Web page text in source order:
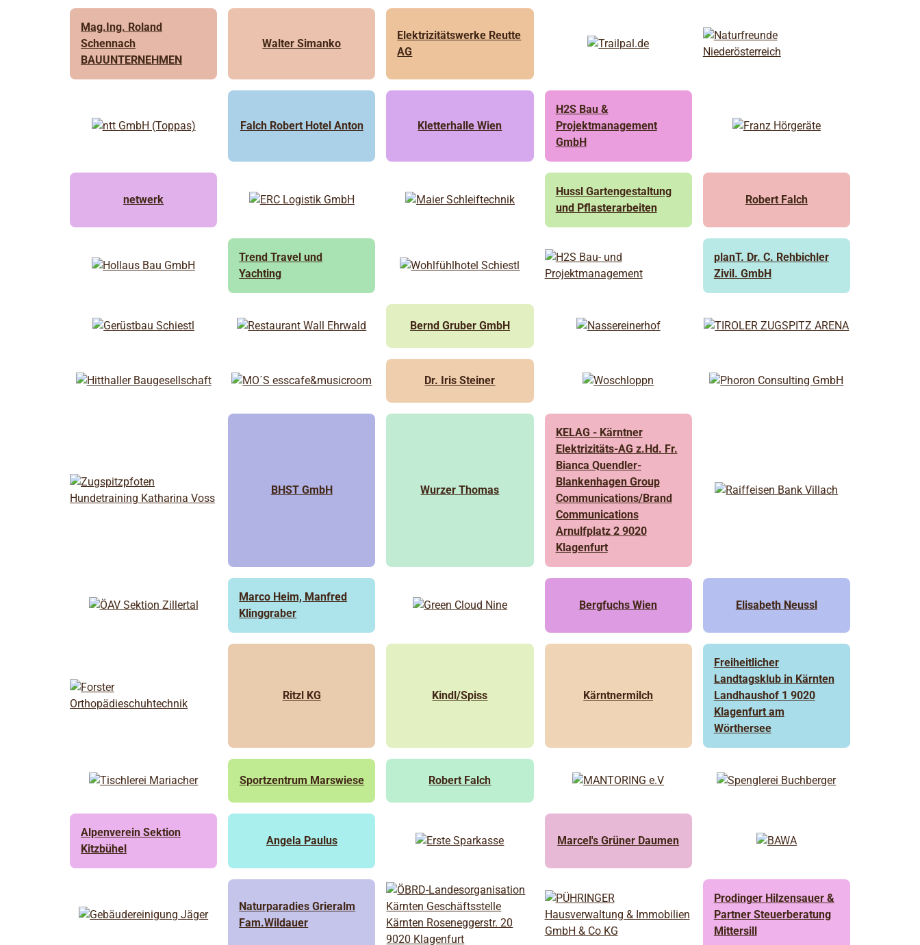
Mag.Ing. Roland
Schennach
BAUUNTERNEHMEN
Walter Simanko
Elektrizitätswerke Reutte
AG
Falch Robert Hotel Anton Kletterhalle Wien
H2S Bau &
Projektmanagement
GmbH
netwerk
Hussl Gartengestaltung
und Pflasterarbeiten
Robert Falch
Trend Travel und
Yachting
planT. Dr. C. Rehbichler
Zivil. GmbH
Bernd Gruber GmbH
Dr. Iris Steiner
BHST GmbH Wurzer Thomas
KELAG - Kärntner
Elektrizitäts-AG z.Hd. Fr.
Bianca Quendler-
Blankenhagen Group
Communications/Brand
Communications
Arnulfplatz 2 9020
Klagenfurt
Marco Heim, Manfred
Klinggraber
Bergfuchs Wien Elisabeth Neussl
Ritzl KG Kindl/Spiss Kärntnermilch
Freiheitlicher
Landtagsklub in Kärnten
Landhaushof 1 9020
Klagenfurt am
Wörthersee
Sportzentrum Marswiese Robert Falch
Alpenverein Sektion
Kitzbühel
Angela Paulus Marcel's Grüner Daumen
Naturparadies Grieralm
Fam.Wildauer
Prodinger Hilzensauer &
Partner Steuerberatung
Mittersill